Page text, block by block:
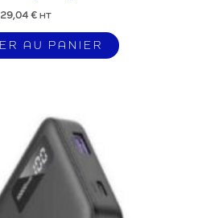
29,04 € HT
AU PANIER